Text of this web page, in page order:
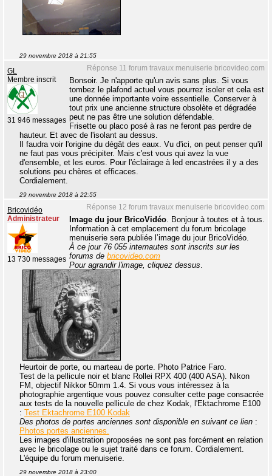
29 novembre 2018 à 21:55
Réponse 11 forum travaux menuiserie bricovideo.com
GL
Membre inscrit
31 946 messages
Bonsoir. Je n'apporte qu'un avis sans plus. Si vous
tombez le plafond actuel vous pourrez isoler et cela est
une donnée importante voire essentielle. Conserver à
tout prix une ancienne structure obsolète et dégradée
peut ne pas être une solution défendable.
Frisette ou placo posé à ras ne feront pas perdre de
hauteur. Et avec de l'isolant au dessus.
Il faudra voir l'origine du dégât des eaux. Vu d'ici, on peut penser qu'il
ne faut pas vous précipiter. Mais c'est vous qui avez la vue
d'ensemble, et les euros. Pour l'éclairage à led encastrées il y a des
solutions peu chères et efficaces.
Cordialement.
29 novembre 2018 à 22:55
Réponse 12 forum travaux menuiserie bricovideo.com
Bricovidéo
Administrateur
13 730 messages
Image du jour BricoVidéo. Bonjour à toutes et à tous.
Information à cet emplacement du forum bricolage
menuiserie sera publiée l’image du jour BricoVidéo.
À ce jour 76 055 internautes sont inscrits sur les
forums de bricovideo.com
Pour agrandir l'image, cliquez dessus.
Heurtoir de porte, ou marteau de porte. Photo Patrice Faro.
Test de la pellicule noir et blanc Rollei RPX 400 (400 ASA). Nikon
FM, objectif Nikkor 50mm 1.4. Si vous vous intéressez à la
photographie argentique vous pouvez consulter cette page consacrée
aux tests de la nouvelle pellicule de chez Kodak, l'Ektachrome E100
: Test Ektachrome E100 Kodak
Des photos de portes anciennes sont disponible en suivant ce lien :
Photos portes anciennes.
Les images d'illustration proposées ne sont pas forcément en relation
avec le bricolage ou le sujet traité dans ce forum. Cordialement.
L'équipe du forum menuiserie.
29 novembre 2018 à 23:00